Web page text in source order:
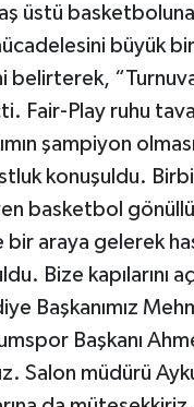
üstü
büyük
belirterek,
Fair-Play ruhu
şampiyon
konuşuldu.
basketbol
bir araya gelerek
Bize kapılarını
Başkanımız
Başkanı
Salon müdürü